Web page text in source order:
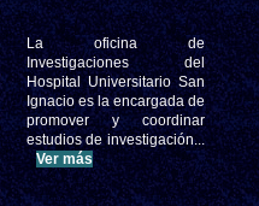
La oficina de
Investigaciones del
Hospital Universitario San
Ignacio es la encargada de
promover y coordinar
estudios de investigación...
Ver más